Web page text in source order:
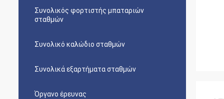
Συνολικός φορτιστής μπαταριών
σταθμών
Συνολικό καλώδιο σταθμών
Συνολικά εξαρτήματα σταθμών
Όργανο έρευνας